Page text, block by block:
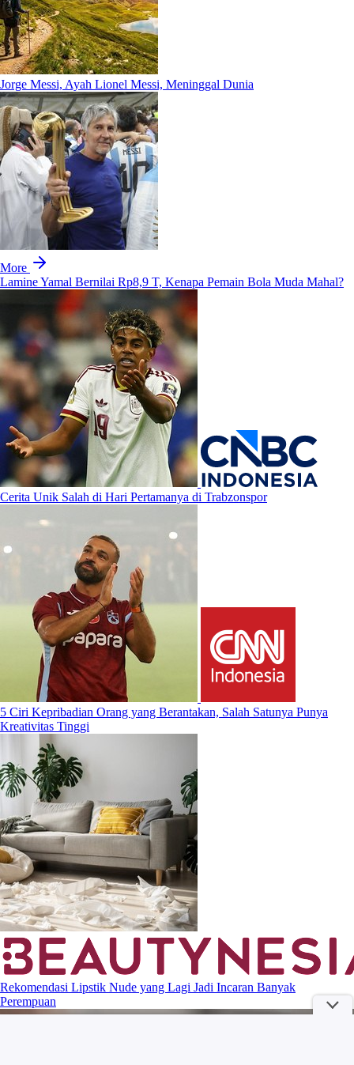
Jorge Messi, Ayah Lionel Messi, Meninggal Dunia
More
Lamine Yamal Bernilai Rp8,9 T, Kenapa Pemain Bola Muda Mahal?
Cerita Unik Salah di Hari Pertamanya di Trabzonspor
5 Ciri Kepribadian Orang yang Berantakan, Salah Satunya Punya
Kreativitas Tinggi
Rekomendasi Lipstik Nude yang Lagi Jadi Incaran Banyak
Perempuan